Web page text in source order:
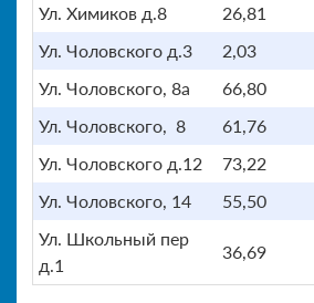
Ул. Химиков д.8
26,81
Ул. Чоловского д.3
2,03
Ул. Чоловского, 8а
66,80
Ул. Чоловского, 8
61,76
Ул. Чоловского д.12
73,22
Ул. Чоловского, 14
55,50
Ул. Школьный пер
д.1
36,69